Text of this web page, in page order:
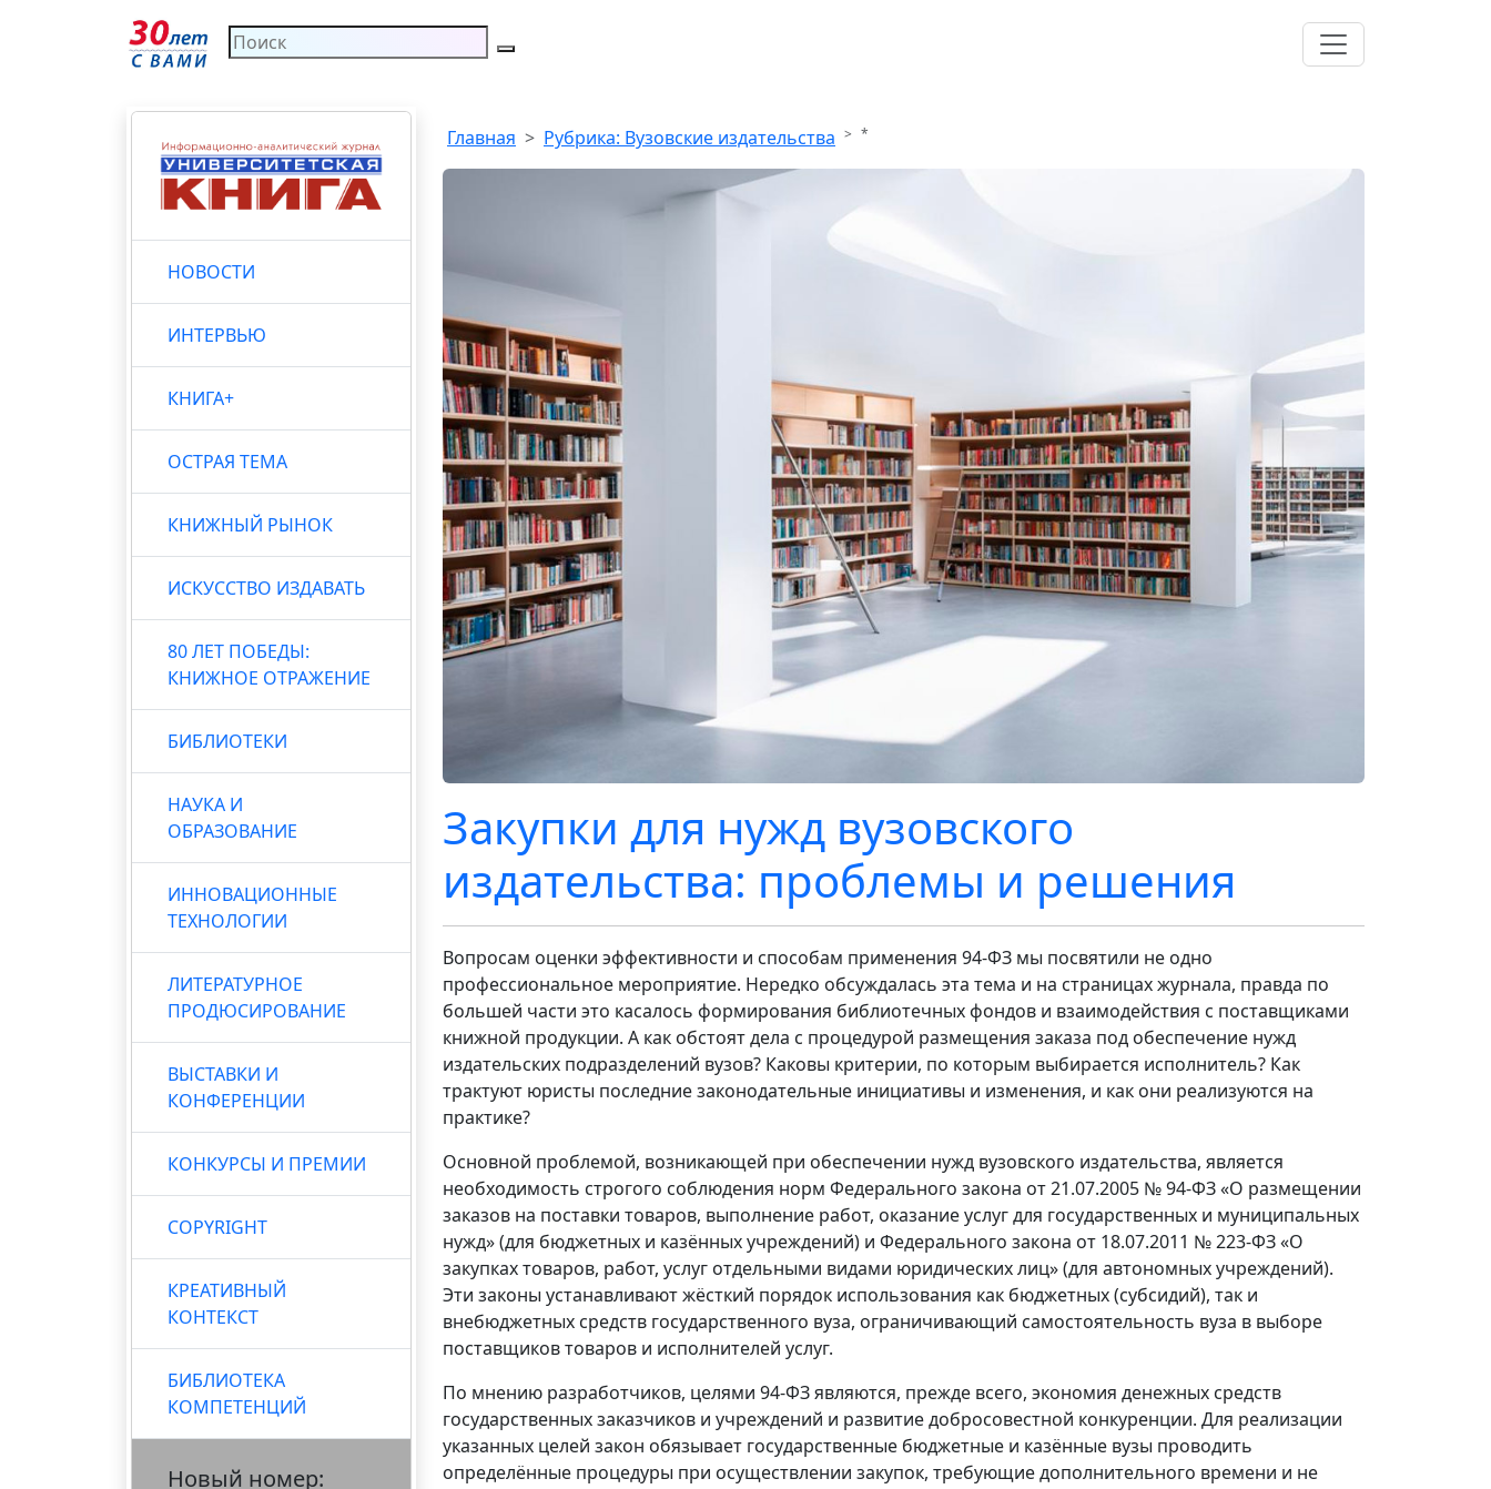
НОВОСТИ
ИНТЕРВЬЮ
КНИГА+
ОСТРАЯ ТЕМА
КНИЖНЫЙ РЫНОК
ИСКУССТВО ИЗДАВАТЬ
80 ЛЕТ ПОБЕДЫ:
КНИЖНОЕ ОТРАЖЕНИЕ
БИБЛИОТЕКИ
НАУКА И
ОБРАЗОВАНИЕ
ИННОВАЦИОННЫЕ
ТЕХНОЛОГИИ
ЛИТЕРАТУРНОЕ
ПРОДЮСИРОВАНИЕ
ВЫСТАВКИ И
КОНФЕРЕНЦИИ
КОНКУРСЫ И ПРЕМИИ
COPYRIGHT
КРЕАТИВНЫЙ
КОНТЕКСТ
БИБЛИОТЕКА
КОМПЕТЕНЦИЙ
Новый номер:
Главная Рубрика: Вузовские издательства *
Закупки для нужд вузовского
издательства: проблемы и решения
Вопросам оценки эффективности и способам применения 94-ФЗ мы посвятили не одно
профессиональное мероприятие. Нередко обсуждалась эта тема и на страницах журнала, правда по
большей части это касалось формирования библиотечных фондов и взаимодействия с поставщиками
книжной продукции. А как обстоят дела с процедурой размещения заказа под обеспечение нужд
издательских подразделений вузов? Каковы критерии, по которым выбирается исполнитель? Как
трактуют юристы последние законодательные инициативы и изменения, и как они реализуются на
практике?
Основной проблемой, возникающей при обеспечении нужд вузовского издательства, является
необходимость строгого соблюдения норм Федерального закона от 21.07.2005 № 94-ФЗ «О размещении
заказов на поставки товаров, выполнение работ, оказание услуг для государственных и муниципальных
нужд» (для бюджетных и казённых учреждений) и Федерального закона от 18.07.2011 № 223-ФЗ «О
закупках товаров, работ, услуг отдельными видами юридических лиц» (для автономных учреждений).
Эти законы устанавливают жёсткий порядок использования как бюджетных (субсидий), так и
внебюджетных средств государственного вуза, ограничивающий самостоятельность вуза в выборе
поставщиков товаров и исполнителей услуг.
По мнению разработчиков, целями 94-ФЗ являются, прежде всего, экономия денежных средств
государственных заказчиков и учреждений и развитие добросовестной конкуренции. Для реализации
указанных целей закон обязывает государственные бюджетные и казённые вузы проводить
определённые процедуры при осуществлении закупок, требующие дополнительного времени и не